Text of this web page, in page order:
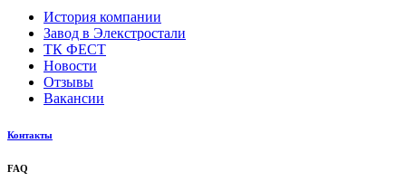
История компании
Завод в Элекстростали
ТК ФЕСТ
Новости
Отзывы
Вакансии
Контакты
FAQ